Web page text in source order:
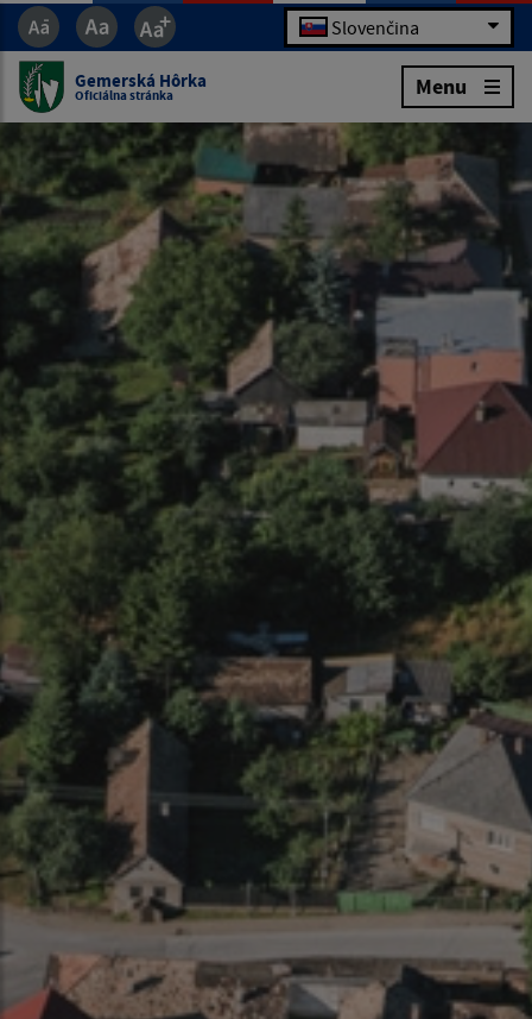
Slovenčina
Gemerská Hôrka
Oficiálna stránka Menu